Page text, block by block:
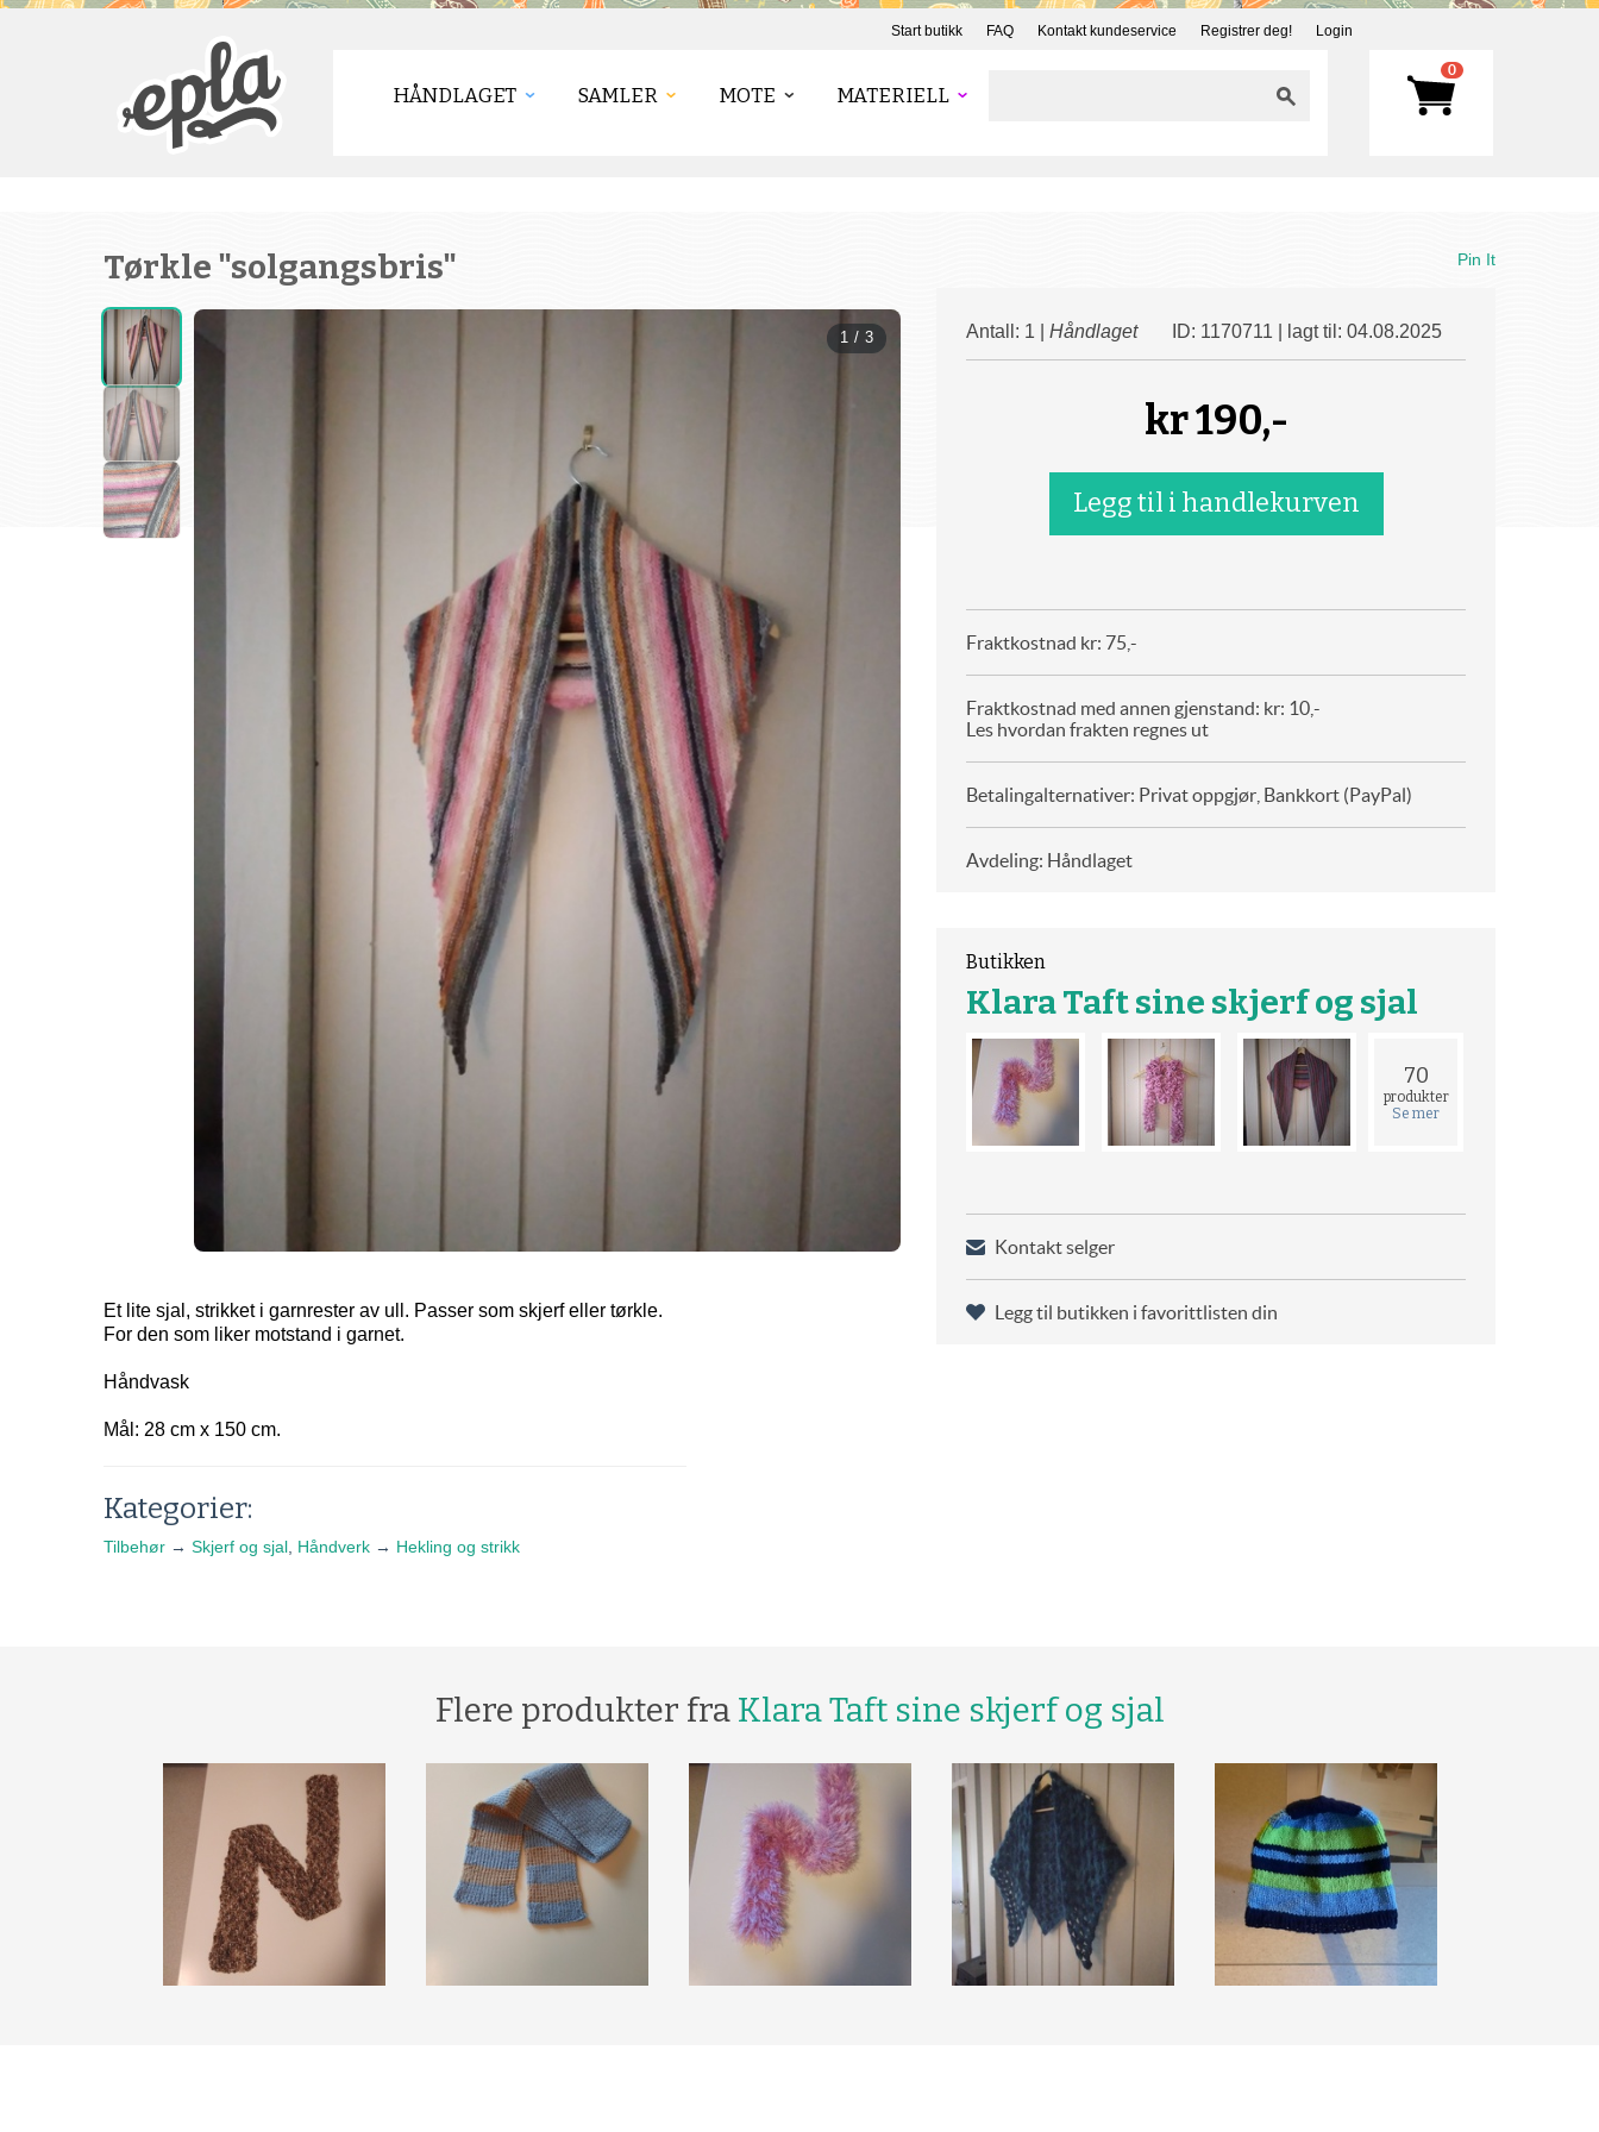
Start butikk FAQ Kontakt kundeservice Registrer deg! Login
HÅNDLAGET SAMLER MOTE MATERIELL
0
Tørkle "solgangsbris"
1 / 3
Et lite sjal, strikket i garnrester av ull. Passer som skjerf eller tørkle.
For den som liker motstand i garnet.
Håndvask
Mål: 28 cm x 150 cm.
Kategorier:
Tilbehør → Skjerf og sjal Håndverk → Hekling og strikk
Pin It
Antall: 1 | Håndlaget ID: 1170711 | lagt til: 04.08.2025
kr190,-
Fraktkostnad kr: 75,-
Fraktkostnad med annen gjenstand: kr: 10,-
Les hvordan frakten regnes ut
Betalingalternativer: Privat oppgjør, Bankkort (PayPal)
Avdeling: Håndlaget
Butikken
Klara Taft sine skjerf og sjal
70
produkter
Se mer
Kontakt selger
Legg til butikken i favorittlisten din
Flere produkter fra Klara Taft sine skjerf og sjal